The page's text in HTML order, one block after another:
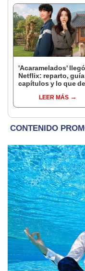
'Acaramelados'
Netflix: reparto,
capítulos y lo que
coreanaLEER MÁS